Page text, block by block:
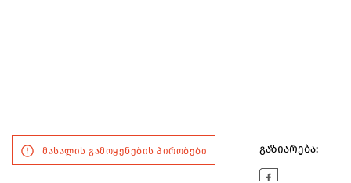
მასალის გამოყენების პირობები გაზიარება: